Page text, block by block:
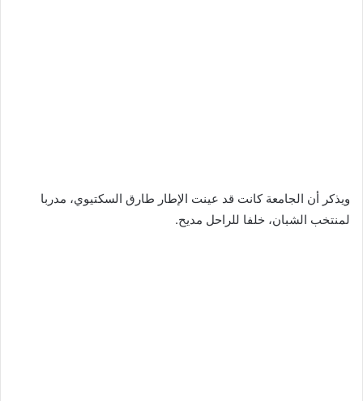
ويذكر أن الجامعة كانت قد عينت الإطار طارق السكتيوي، مدربا
لمنتخب الشبان، خلفا للراحل مديح.